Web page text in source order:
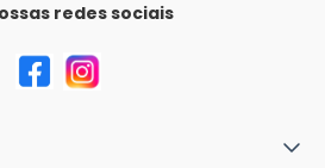
redes sociais